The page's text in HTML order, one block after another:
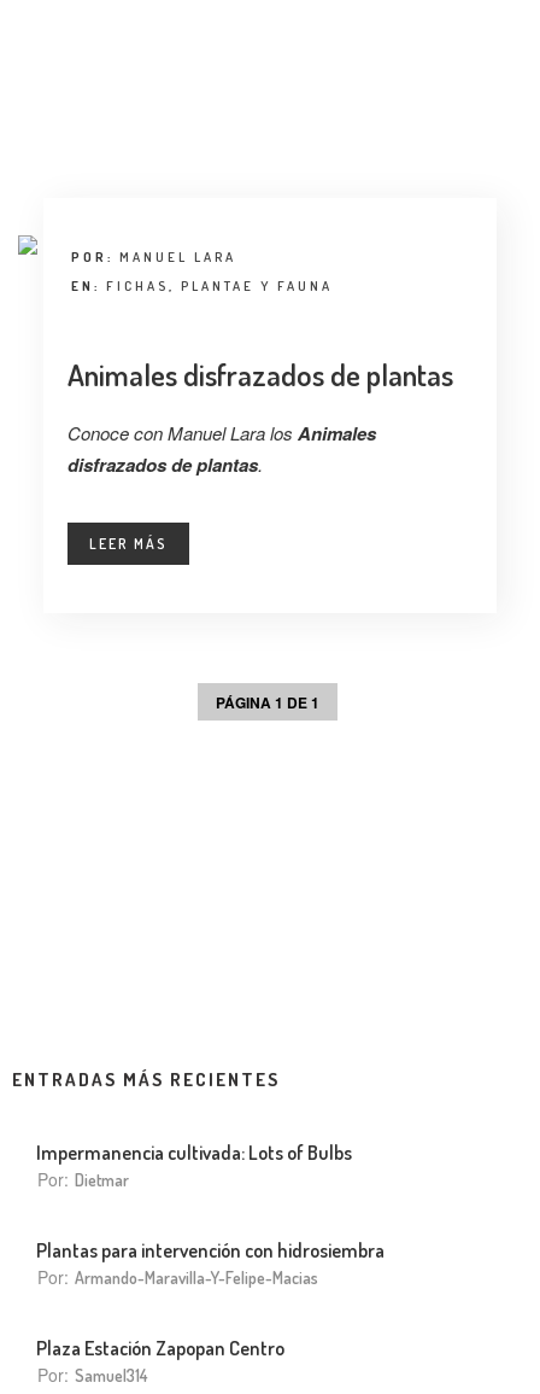
LANDUUM
COLABORADORES
POR: MANUEL LARA
EN: FICHAS , PLANTAE Y FAUNA
Animales disfrazados de plantas
Conoce con Manuel Lara los Animales
disfrazados de plantas.
LEER MÁS
PÁGINA 1 DE 1
ENTRADAS MÁS RECIENTES
Impermanencia cultivada: Lots of Bulbs
Por: Dietmar
Plantas para intervención con hidrosiembra
Por: Armando-Maravilla-Y-Felipe-Macias
Plaza Estación Zapopan Centro
Por: Samuel314